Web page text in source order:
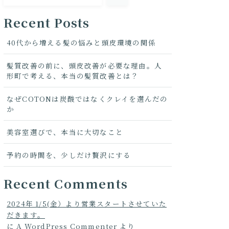
Recent Posts
40代から増える髪の悩みと頭皮環境の関係
髪質改善の前に、頭皮改善が必要な理由。人
形町で考える、本当の髪質改善とは？
なぜCOTONは炭酸ではなくクレイを選んだの
か
美容室選びで、本当に大切なこと
予約の時間を、少しだけ贅沢にする
Recent Comments
2024年 1/5(金）より営業スタートさせていた
だきます。
にA WordPress Commenter より